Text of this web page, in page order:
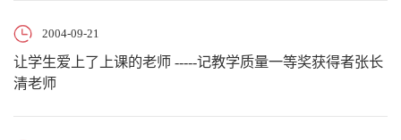
2004-09-21
让学生爱上了上课的老师 -----记教学质量一等奖获得者张长
清老师